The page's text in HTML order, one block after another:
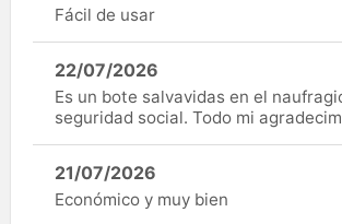
Fácil de usar
22/07/2026
Es un bote salvavidas en el
seguridad social. Todo mi
21/07/2026
Económico y muy bien